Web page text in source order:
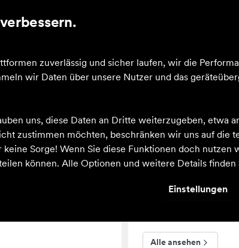
zuverlässig und sicher laufen, wir die
wir Daten über unsere Nutzer und das
uns, diese Daten an Dritte weiterzugeben, etwa
zustimmen möchten, beschränken wir uns auf die
Sorge! Wenn Sie diese Funktionen doch nutzen
können. Alle Optionen und weitere Details finden
Einstellungen
Bekleidung
GmbH
Alle ansehen